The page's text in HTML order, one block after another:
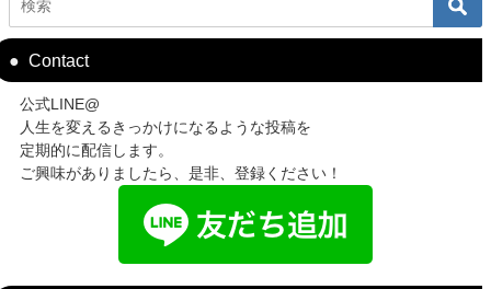
Contact
公式LINE@
人生を変えるきっかけになるような投稿を
定期的に配信します。
ご興味がありましたら、是非、登録ください！